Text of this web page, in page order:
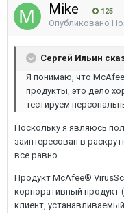
Mike 125
Опубликовано
Сергей Ильин
Я понимаю, что
продукты, это дело
тестируем
Поскольку я являюсь
заинтересован в
все равно.
Продукт McAfee®
корпоративный продукт
клиент,